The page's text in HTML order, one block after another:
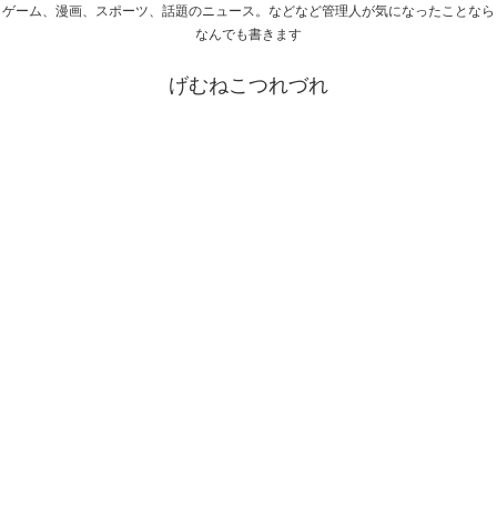
ゲーム、漫画、スポーツ、話題のニュース。などなど管理人が気になったことなら
なんでも書きます
げむねこつれづれ